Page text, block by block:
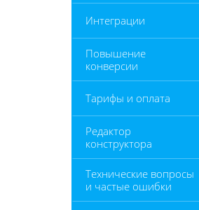
Интеграции
Повышение
конверсии
Тарифы и оплата
Редактор
конструктора
Технические вопросы
и частые ошибки